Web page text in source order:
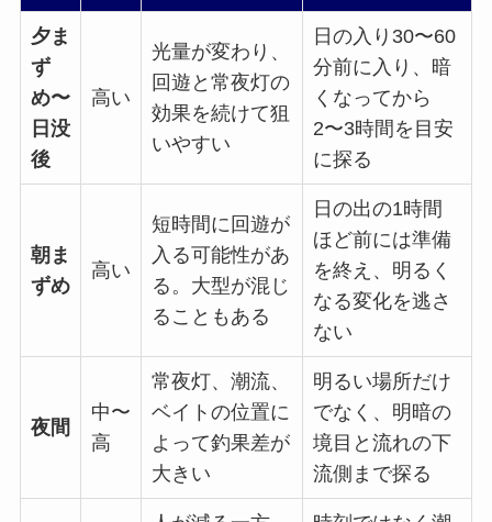
夕ま
ず
め〜
日没
後
高い
光量が変わり、
回遊と常夜灯の
効果を続けて狙
いやすい
日の入り30〜60
分前に入り、暗
くなってから
2〜3時間を目安
に探る
朝ま
ずめ
高い
短時間に回遊が
入る可能性があ
る。大型が混じ
ることもある
日の出の1時間
ほど前には準備
を終え、明るく
なる変化を逃さ
ない
夜間
中〜
高
常夜灯、潮流、
ベイトの位置に
よって釣果差が
大きい
明るい場所だけ
でなく、明暗の
境目と流れの下
流側まで探る